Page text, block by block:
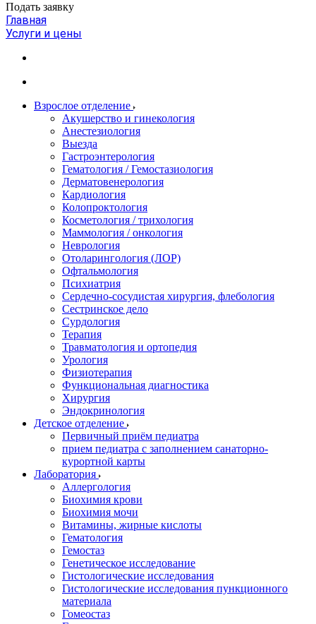
Подать заявку
Главная
Услуги и цены
Взрослое отделение
Акушерство и гинекология
Анестезиология
Выезда
Гастроэнтерология
Гематология / Гемостазиология
Дерматовенерология
Кардиология
Колопроктология
Косметология / трихология
Маммология / онкология
Неврология
Отоларингология (ЛОР)
Офтальмология
Психиатрия
Сердечно-сосудистая хирургия, флебология
Сестринское дело
Сурдология
Терапия
Травматология и ортопедия
Урология
Физиотерапия
Функциональная диагностика
Хирургия
Эндокринология
Детское отделение
Первичный приём педиатра
прием педиатра с заполнением санаторно-
курортной карты
Лаборатория
Аллергология
Биохимия крови
Биохимия мочи
Витамины, жирные кислоты
Гематология
Гемостаз
Генетическое исследование
Гистологические исследования
Гистологические исследования пункционного
материала
Гомеостаз